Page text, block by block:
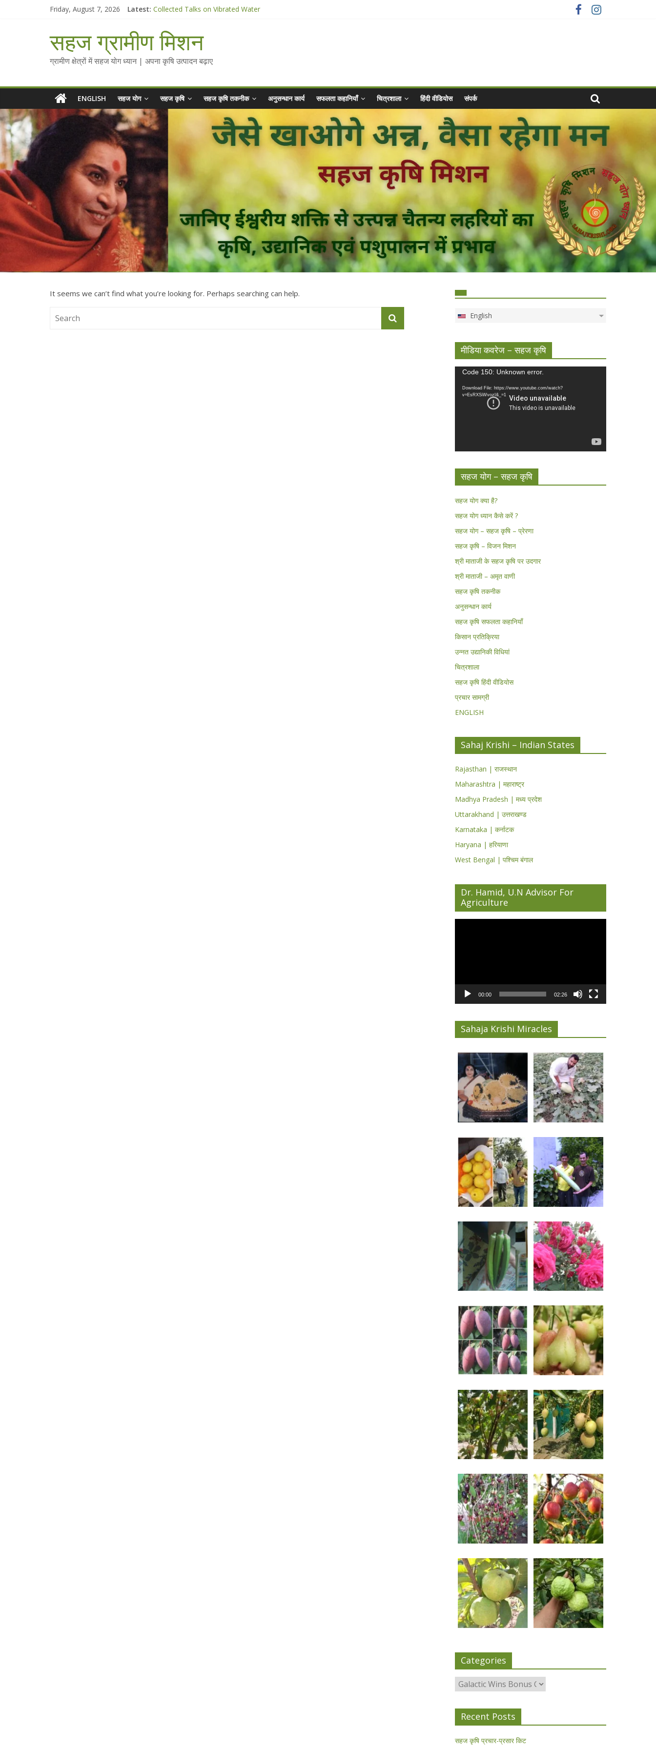
Friday, August 7, 2026 Latest: Collected Talks on Vibrated Water
चैतन्यित जल pdf
Standee Designs @ 2025 for Sahaj Krishi Promotions
Chalo Gaon Ki Or Abhiyaan - 2025-26
सहज ग्रामीण मिशन
ग्रामीण क्षेत्रों में सहज योग ध्यान | अपना कृषि उत्पादन बढ़ाए
ENGLISH सहज योग सहज कृषि सहज कृषि तकनीक अनुसन्धान कार्य सफलता कहानियाँ चित्रशाला हिंदी वीडियोस संपर्क
It seems we can’t find what you’re looking for. Perhaps searching can help.
English
मीडिया कवरेज – सहज कृषि
Video
Code 150: Unknown error.
Download File: https://www.youtube.com/watch?
v=EsRXSiWvozI&_=1
सहज योग – सहज कृषि
सहज योग क्या है?
सहज योग ध्यान कैसे करें ?
सहज योग – सहज कृषि – प्रेरणा
सहज कृषि – विजन मिशन
श्री माताजी के सहज कृषि पर उदगार
श्री माताजी – अमृत वाणी
सहज कृषि तकनीक
अनुसन्धान कार्य
सहज कृषि सफलता कहानियाँ
किसान प्रतिक्रिया
उन्नत उद्यानिकी विधियां
चित्रशाला
सहज कृषि हिंदी वीडियोस
प्रचार सामग्री
ENGLISH
Sahaj Krishi – Indian States
Rajasthan | राजस्थान
Maharashtra | महाराष्ट्र
Madhya Pradesh | मध्य प्रदेश
Uttarakhand | उत्तराखण्ड
Karnataka | कर्नाटक
Haryana | हरियाणा
West Bengal | पश्चिम बंगाल
Dr. Hamid, U.N Advisor For
Agriculture
00:00 02:26
Sahaja Krishi Miracles
Categories
Categories
Recent Posts
सहज कृषि प्रचार-प्रसार किट